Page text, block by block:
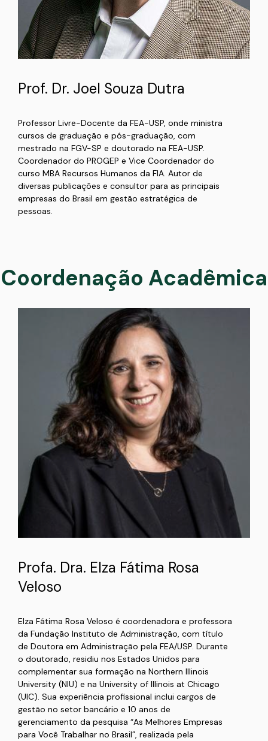
Prof. Dr. Joel Souza Dutra
Professor Livre-Docente da FEA-USP, onde ministra
cursos de graduação e pós-graduação, com
mestrado na FGV-SP e doutorado na FEA-USP.
Coordenador do PROGEP e Vice Coordenador do
curso MBA Recursos Humanos da FIA. Autor de
diversas publicações e consultor para as principais
empresas do Brasil em gestão estratégica de
pessoas.
Coordenação Acadêmica
Profa. Dra. Elza Fátima Rosa
Veloso
Elza Fátima Rosa Veloso é coordenadora e professora
da Fundação Instituto de Administração, com título
de Doutora em Administração pela FEA/USP. Durante
o doutorado, residiu nos Estados Unidos para
complementar sua formação na Northern Illinois
University (NIU) e na University of Illinois at Chicago
(UIC). Sua experiência profissional inclui cargos de
gestão no setor bancário e 10 anos de
gerenciamento da pesquisa “As Melhores Empresas
para Você Trabalhar no Brasil”, realizada pela